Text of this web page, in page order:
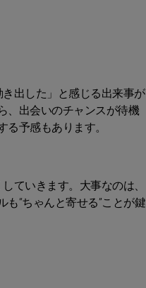
出した」と感じる出来事が
、出会いのチャンスが待機
予感もあります。
ていきます。大事なのは、
“ちゃんと寄せる”ことが鍵